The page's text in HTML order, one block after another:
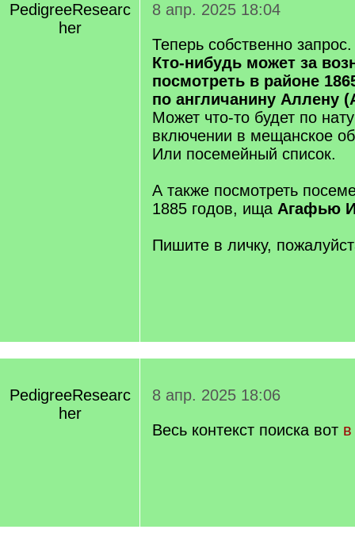
PedigreeResearc
her
8 апр. 2025 18:04
Теперь собственно запрос.
Кто-нибудь может за
посмотреть в районе
по англичанину Аллену
Может что-то будет по
включении в мещанское
Или посемейный список.
А также посмотреть
1885 годов, ища Агафью
Пишите в личку,
PedigreeResearc
her
8 апр. 2025 18:06
Весь контекст поиска вот